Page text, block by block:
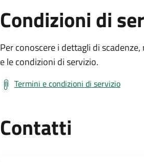
Condizioni di
Per conoscere i dettagli di
e le condizioni di servizio.
Termini e condizioni di servizio
Contatti